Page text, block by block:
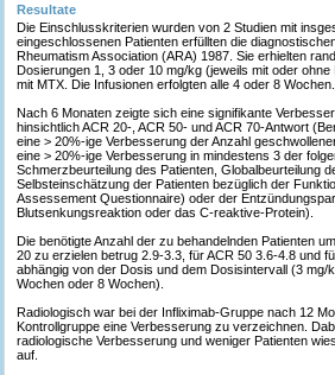
Resultate
Die Einschlusskriterien wurden von 2 Studien mit
eingeschlossenen Patienten erfüllten die
Rheumatism Association (ARA) 1987. Sie erhielten
Dosierungen 1, 3 oder 10 mg/kg (jeweils mit oder
mit MTX. Die Infusionen erfolgten alle 4 oder 8 Wochen.
Nach 6 Monaten zeigte sich eine signifikante
hinsichtlich ACR 20-, ACR 50- und ACR 70-Antwort
eine > 20%-ige Verbesserung der Anzahl
eine > 20%-ige Verbesserung in mindestens 3 der
Schmerzbeurteilung des Patienten, Globalbeurteilung
Selbsteinschätzung der Patienten bezüglich der
Assessement Questionnaire) oder der
Blutsenkungsreaktion oder das C-reaktive-Protein).
Die benötigte Anzahl der zu behandelnden Patienten
20 zu erzielen betrug 2.9-3.3, für ACR 50 3.6-4.8 und
abhängig von der Dosis und dem Dosisintervall (3 mg/
Wochen oder 8 Wochen).
Radiologisch war bei der Infliximab-Gruppe nach 12
Kontrollgruppe eine Verbesserung zu verzeichnen.
radiologische Verbesserung und weniger Patienten
auf.